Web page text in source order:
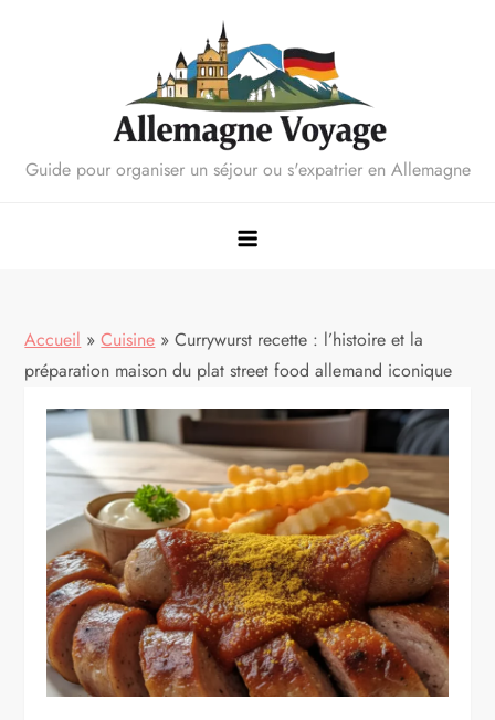
Guide pour organiser un séjour ou s'expatrier en Allemagne
Accueil »Cuisine »Currywurst recette : l’histoire et la
préparation maison du plat street food allemand iconique